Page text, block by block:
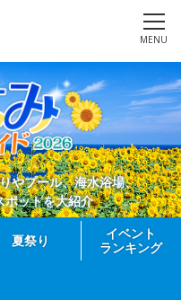
MENU
やプール、海水浴場、
ポットを大紹介
夏祭り
イベント
ランキング